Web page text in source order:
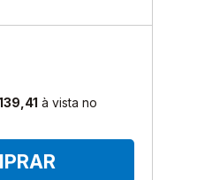
GI-OH!
à vista no